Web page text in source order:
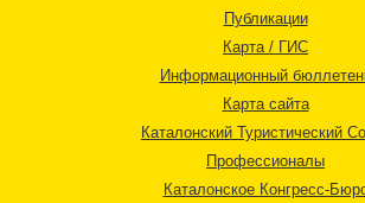
Публикации
Карта / ГИС
Информационный
Карта сайта
Каталонский Туристический
Профессионалы
Каталонское Конгресс-